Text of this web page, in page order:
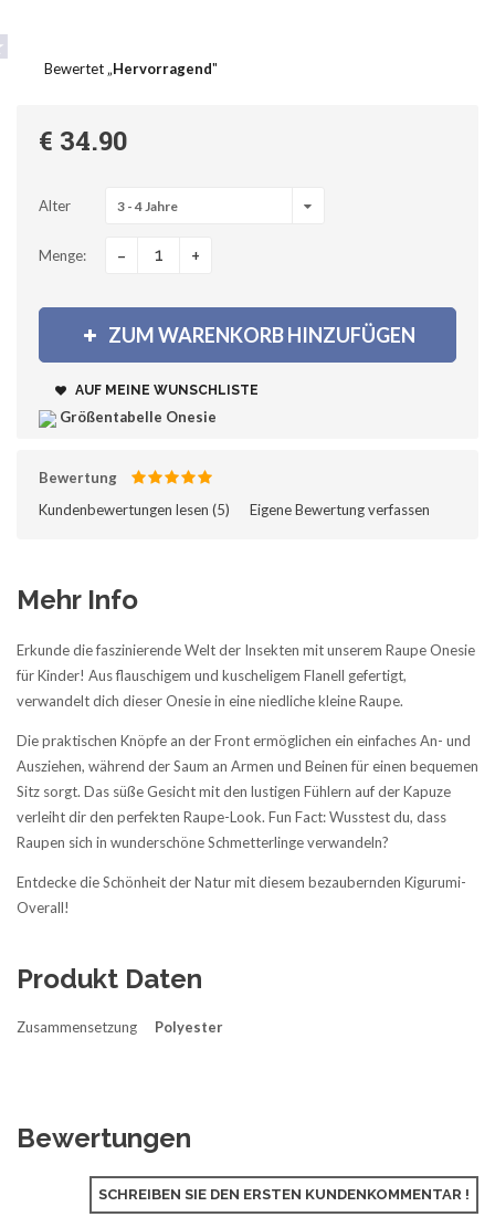
Bewertet „Hervorragend"
€ 34.90
Alter 3 - 4 Jahre
Menge: - +
ZUM WARENKORB HINZUFÜGEN
AUF MEINE WUNSCHLISTE
Größentabelle Onesie
Bewertung
Kundenbewertungen lesen (5)‎ Eigene Bewertung verfassen
Mehr Info
Erkunde die faszinierende Welt der Insekten mit unserem Raupe Onesie
für Kinder! Aus flauschigem und kuscheligem Flanell gefertigt,
verwandelt dich dieser Onesie in eine niedliche kleine Raupe.
Die praktischen Knöpfe an der Front ermöglichen ein einfaches An- und
Ausziehen, während der Saum an Armen und Beinen für einen bequemen
Sitz sorgt. Das süße Gesicht mit den lustigen Fühlern auf der Kapuze
verleiht dir den perfekten Raupe-Look. Fun Fact: Wusstest du, dass
Raupen sich in wunderschöne Schmetterlinge verwandeln?
Entdecke die Schönheit der Natur mit diesem bezaubernden Kigurumi-
Overall!
Produkt Daten
Zusammensetzung Polyester
Bewertungen
SCHREIBEN SIE DEN ERSTEN KUNDENKOMMENTAR !